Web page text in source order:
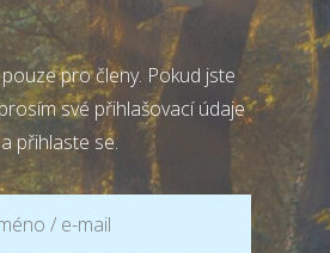
pro členy. Pokud jste
své přihlašovací údaje
a přihlaste se.